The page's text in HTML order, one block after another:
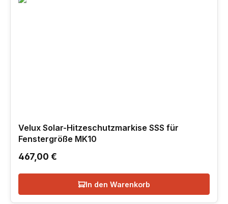
Velux Solar-Hitzeschutzmarkise SSS für
Fenstergröße MK10
Regulärer Preis:
467,00 €
In den Warenkorb